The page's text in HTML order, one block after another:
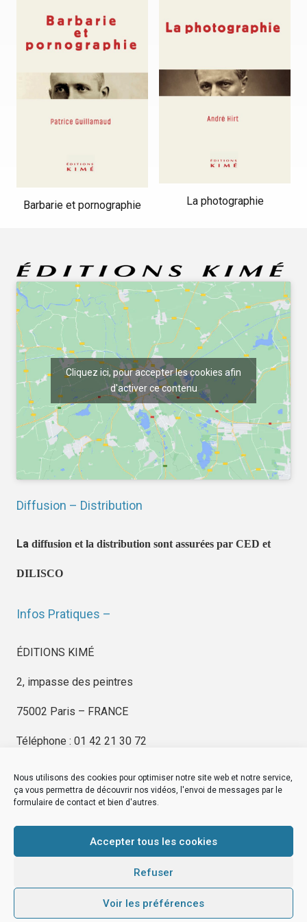
Nous utilisons des cookies pour optimiser notre site web et notre service,
ça vous permettra de découvrir nos vidéos, l'envoi de messages par le
formulaire de contact et bien d'autres.
Accepter tous les cookies
Refuser
Voir les préférences
Barbarie et pornographie La photographie
Cliquez ici, pour accepter les cookies afin
d'activer ce contenu
Diffusion – Distribution
La diffusion et la distribution sont assurées par CED et
DILISCO
Infos Pratiques –
ÉDITIONS KIMÉ
2, impasse des peintres
75002 Paris – FRANCE
Téléphone : 01 42 21 30 72
© byeDovel.com
editionskime.fr